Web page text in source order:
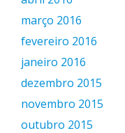
março 2016
fevereiro 2016
janeiro 2016
dezembro 2015
novembro 2015
outubro 2015